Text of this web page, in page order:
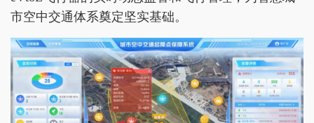
市空中交通体系奠定坚实基础。